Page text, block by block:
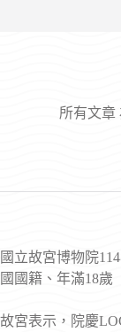
所有文章
國立故宮博物院
國國籍、年滿18歲
故宮表示，院慶